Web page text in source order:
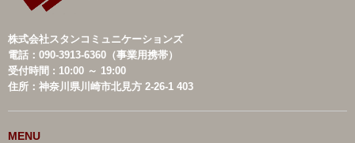
株式会社スタンコミュニケーションズ
電話：090-3913-6360（事業用携帯）
受付時間 : 10:00 ～ 19:00
住所：神奈川県川崎市北見方 2-26-1 403
MENU